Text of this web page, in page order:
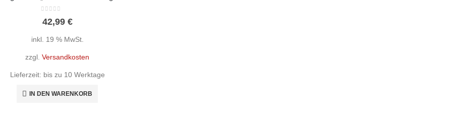
42,99 €
inkl. 19 % MwSt.
zzgl.Versandkosten
Lieferzeit: bis zu 10 Werktage
IN DEN WARENKORB
24,99€
inkl. 19 % MwSt.
zzgl.Versandkosten
Lieferzeit:bis zu 10 Werktage